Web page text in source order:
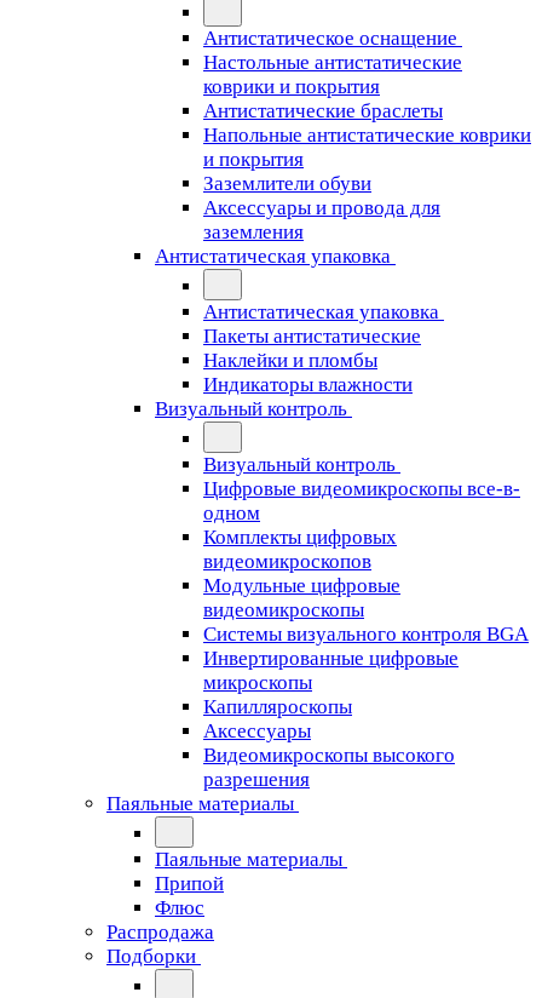
Антистатическое оснащение
Настольные антистатические
коврики и покрытия
Антистатические браслеты
Напольные антистатические коврики
и покрытия
Заземлители обуви
Аксессуары и провода для
заземления
Антистатическая упаковка
Антистатическая упаковка
Пакеты антистатические
Наклейки и пломбы
Индикаторы влажности
Визуальный контроль
Визуальный контроль
Цифровые видеомикроскопы все-в-
одном
Комплекты цифровых
видеомикроскопов
Модульные цифровые
видеомикроскопы
Cистемы визуального контроля BGA
Инвертированные цифровые
микроскопы
Капилляроскопы
Аксессуары
Видеомикроскопы высокого
разрешения
Паяльные материалы
Паяльные материалы
Припой
Флюс
Распродажа
Подборки